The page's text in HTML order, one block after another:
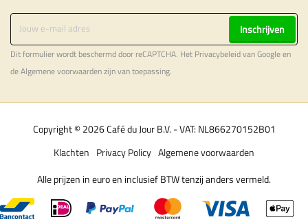
Inschrijven
Dit formulier wordt beschermd door reCAPTCHA. Het Privacybeleidvan Google en
deAlgemene voorwaardenzijn van toepassing.
Copyright © 2026 Café du Jour B.V. - VAT: NL866270152B01
Algemene voorwaarden
Privacy Policy
Klachten
Alle prijzen in euro en inclusief BTW tenzij anders vermeld.